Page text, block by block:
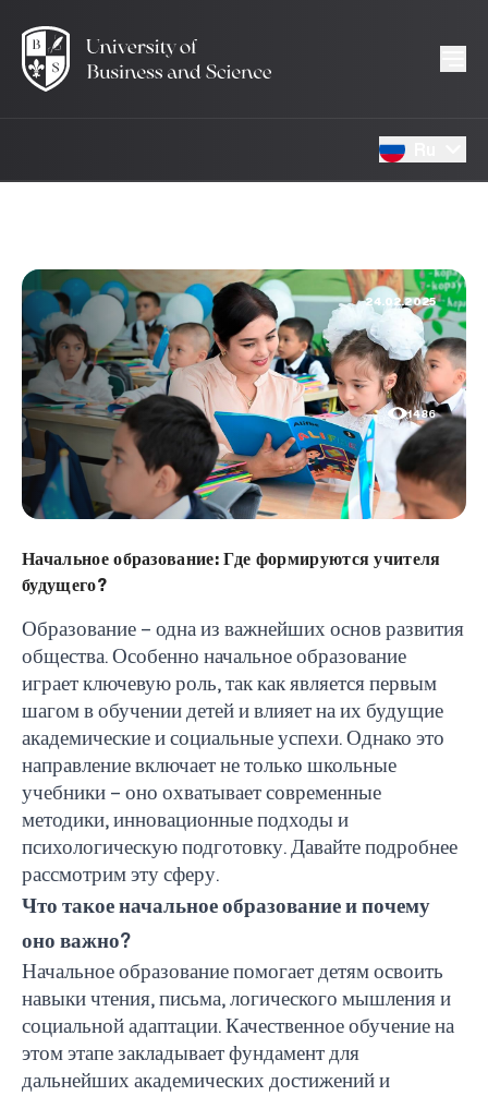
24.02.2025
1486
Начальное образование: Где формируются учителя
будущего?
Образование – одна из важнейших основ развития
общества. Особенно начальное образование
играет ключевую роль, так как является первым
шагом в обучении детей и влияет на их будущие
академические и социальные успехи. Однако это
направление включает не только школьные
учебники – оно охватывает современные
методики, инновационные подходы и
психологическую подготовку. Давайте подробнее
рассмотрим эту сферу.
Что такое начальное образование и почему
оно важно?
Начальное образование помогает детям освоить
навыки чтения, письма, логического мышления и
социальной адаптации. Качественное обучение на
этом этапе закладывает фундамент для
дальнейших академических достижений и